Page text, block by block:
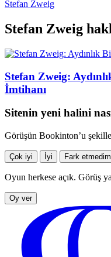
Stefan Zweig
Stefan Zweig
Stefan Zweig:
İmtihanı
Sitenin yeni halini
Görüşün Bookinton’u
Çok iyi İyi Fark etmedim
Oyun herkese açık. Görüş
Oy ver